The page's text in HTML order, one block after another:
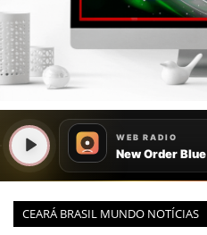
CEARÁ BRASIL MUNDO NOTÍCIAS
AS NOTÍCIAS DO DIA
CANAL 3CLIMAS
ACONTECEU...VIROU MANCHETE!
BLOGS & COLUNAS
AGÊNCIA DE NOTÍCIAS
VEJA